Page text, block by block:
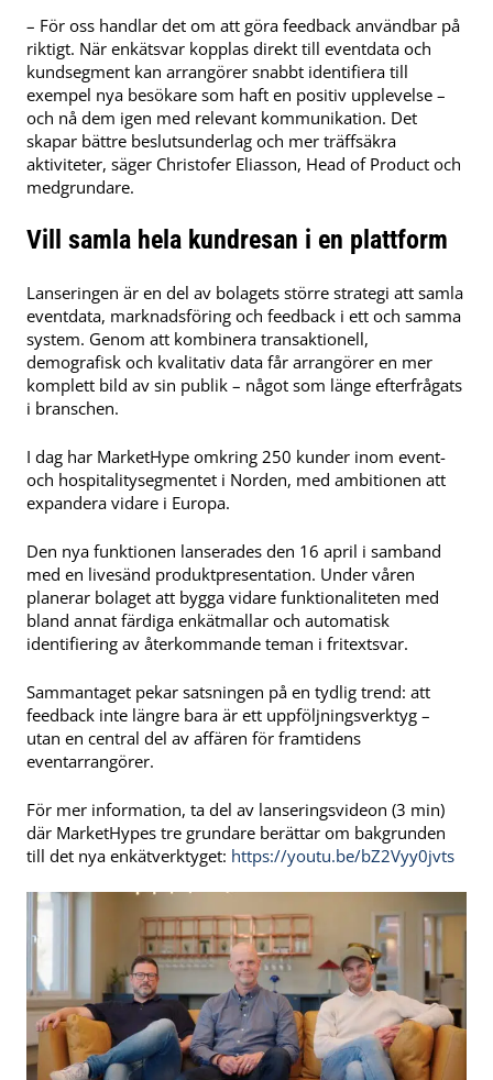
– För oss handlar det om att göra feedback användbar på
riktigt. När enkätsvar kopplas direkt till eventdata och
kundsegment kan arrangörer snabbt identifiera till
exempel nya besökare som haft en positiv upplevelse –
och nå dem igen med relevant kommunikation. Det
skapar bättre beslutsunderlag och mer träffsäkra
aktiviteter, säger Christofer Eliasson, Head of Product och
medgrundare.
Vill samla hela kundresan i en plattform
Lanseringen är en del av bolagets större strategi att samla
eventdata, marknadsföring och feedback i ett och samma
system. Genom att kombinera transaktionell,
demografisk och kvalitativ data får arrangörer en mer
komplett bild av sin publik – något som länge efterfrågats
i branschen.
I dag har MarketHype omkring 250 kunder inom event-
och hospitalitysegmentet i Norden, med ambitionen att
expandera vidare i Europa.
Den nya funktionen lanserades den 16 april i samband
med en livesänd produktpresentation. Under våren
planerar bolaget att bygga vidare funktionaliteten med
bland annat färdiga enkätmallar och automatisk
identifiering av återkommande teman i fritextsvar.
Sammantaget pekar satsningen på en tydlig trend: att
feedback inte längre bara är ett uppföljningsverktyg –
utan en central del av affären för framtidens
eventarrangörer.
För mer information, ta del av lanseringsvideon (3 min)
där MarketHypes tre grundare berättar om bakgrunden
till det nya enkätverktyget: https://youtu.be/bZ2Vyy0jvts